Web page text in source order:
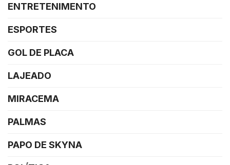
ENTRETENIMENTO
ESPORTES
GOL DE PLACA
LAJEADO
MIRACEMA
PALMAS
PAPO DE SKYNA